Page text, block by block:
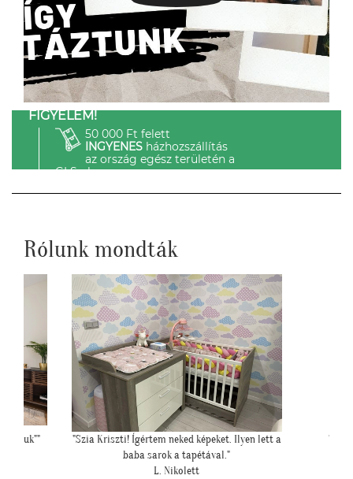
FIGYELEM!
50 000 Ft felett
INGYENESházhozszállítás
az ország egész területén a
GLS-el.
Rólunk mondták
fogjuk""
"Szia Kriszti! Ígértem neked képeket. Ilyen lett a
baba sarok a tapétával."
L. Nikolett